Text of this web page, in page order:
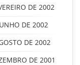
DE 2002
DE 2002
DE 2002
DE 2001